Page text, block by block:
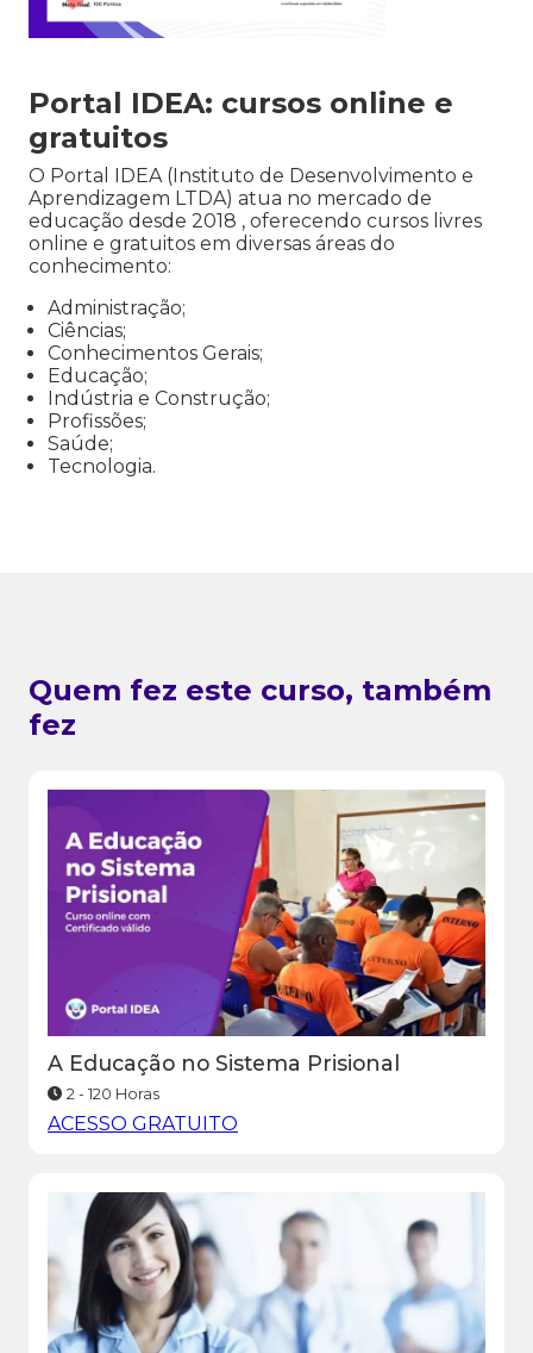
Portal IDEA: cursos online e
gratuitos
O Portal IDEA (Instituto de Desenvolvimento e
Aprendizagem LTDA) atua no mercado de
educação desde 2018 , oferecendo cursos livres
online e gratuitos em diversas áreas do
conhecimento:
Administração;
Ciências;
Conhecimentos Gerais;
Educação;
Indústria e Construção;
Profissões;
Saúde;
Tecnologia.
Quem fez este curso, também
fez
A Educação no Sistema Prisional
2 - 120 Horas
ACESSO GRATUITO